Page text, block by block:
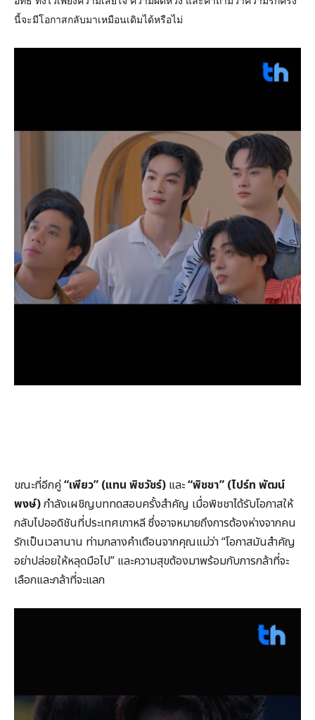
นี้จะมีโอกาสกลับมาเหมือนเดิมได้หรือไม่
ขณะที่อีกคู่“เพียว” (แทน พิชวัชร์) และ“พิชชา” (ไปร์ท พัฒน์
พงษ์)กำลังเผชิญบททดสอบครั้งสำคัญ เมื่อพิชชาได้รับโอกาสให้
กลับไปออดิชันที่ประเทศเกาหลี ซึ่งอาจหมายถึงการต้องห่างจากคน
รักเป็นเวลานาน ท่ามกลางคำเตือนจากคุณแม่ว่า “โอกาสมันสำคัญ
อย่าปล่อยให้หลุดมือไป” และความสุขต้องมาพร้อมกับการกล้าที่จะ
เลือกและกล้าที่จะแลก